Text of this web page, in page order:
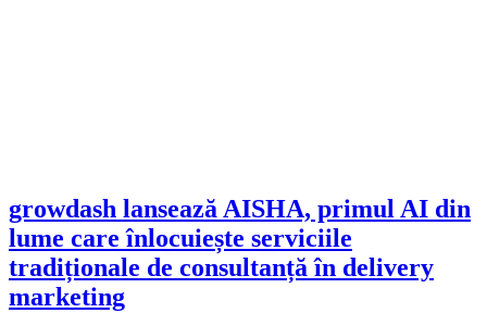
growdash lansează AISHA, primul AI din
lume care înlocuiește serviciile
tradiționale de consultanță în delivery
marketing